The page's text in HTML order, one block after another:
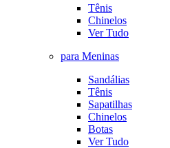
Tênis
Chinelos
Ver Tudo
para Meninas
Sandálias
Tênis
Sapatilhas
Chinelos
Botas
Ver Tudo